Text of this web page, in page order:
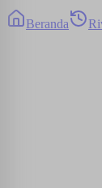
Beranda